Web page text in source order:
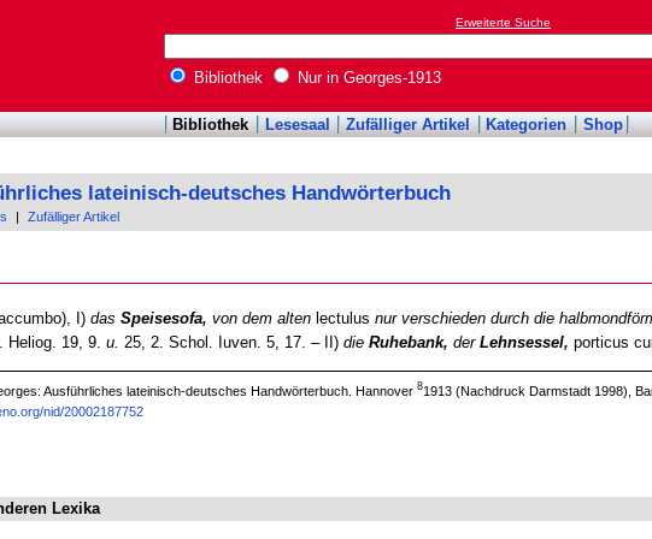
Erweiterte Suche
Bibliothek Nur in Georges-1913
Bibliothek Lesesaal Zufälliger Artikel Kategorien Shop
lateinisch-deutsches Handwörterbuch
Zufälliger Artikel
I) das Speisesofa, von dem altenlectulus nur verschieden durch die
Heliog. 19, 9. u. 25, 2. Schol. Iuven. 5, 17. – II) die Ruhebank, der Lehnsessel, porticus
Ausführliches lateinisch-deutsches Handwörterbuch. Hannover81913 (Nachdruck Darmstadt 1998),
nid/20002187752
Lexika